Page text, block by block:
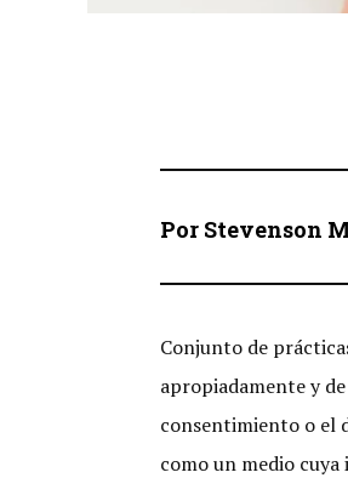
Por Stevenson
Conjunto de
apropiadamente y
consentimiento o el
como un medio